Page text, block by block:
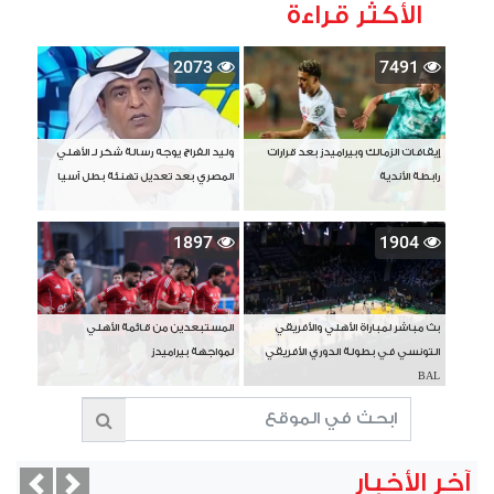
الأكثر قراءة
7491
إيقافات الزمالك وبيراميدز بعد قرارات
رابطة الأندية
2073
وليد الفراج يوجه رسالة شكر لـ الأهلي
المصري بعد تعديل تهنئة بطل آسيا
1904
بث مباشر لمباراة الأهلي والأفريقي
التونسي في بطولة الدوري الأفريقي
BAL
1897
المستبعدين من قائمة الأهلي
لمواجهة بيراميدز
آخر الأخبار